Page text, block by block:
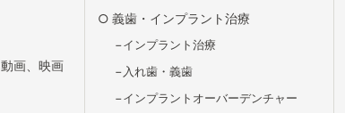
画、映画
義歯・インプラント治療
インプラント治療
入れ歯・義歯
インプラントオーバーデンチャー